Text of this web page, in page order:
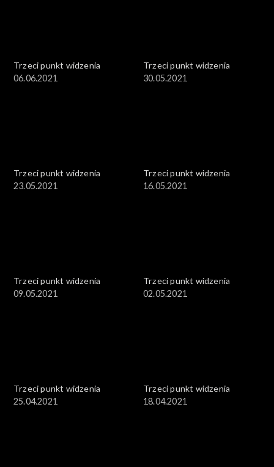
Trzeci punkt widzenia
06.06.2021
Trzeci punkt widzenia
30.05.2021
Trzeci punkt widzenia
23.05.2021
Trzeci punkt widzenia
16.05.2021
Trzeci punkt widzenia
09.05.2021
Trzeci punkt widzenia
02.05.2021
Trzeci punkt widzenia
25.04.2021
Trzeci punkt widzenia
18.04.2021